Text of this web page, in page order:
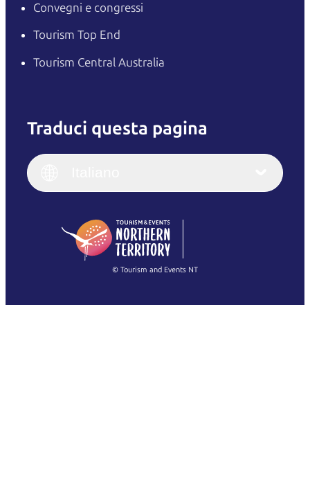
Convegni e congressi
Tourism Top End
Tourism Central Australia
Traduci questa pagina
English
(Singapore)
Français
Italiano
繁體中文
© Tourism and Events NT